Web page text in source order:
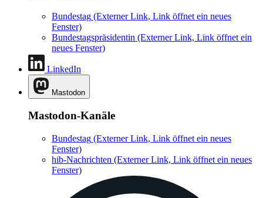
Bundestag (Externer Link, Link öffnet ein neues
Fenster)
Bundestagspräsidentin (Externer Link, Link öffnet ein
neues Fenster)
LinkedIn
Mastodon
Mastodon-Kanäle
Bundestag (Externer Link, Link öffnet ein neues
Fenster)
hib-Nachrichten (Externer Link, Link öffnet ein neues
Fenster)